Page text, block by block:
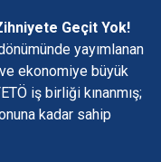
Geçit Yok!
yayımlanan
ekonomiye büyük
iş birliği kınanmış;
kadar sahip